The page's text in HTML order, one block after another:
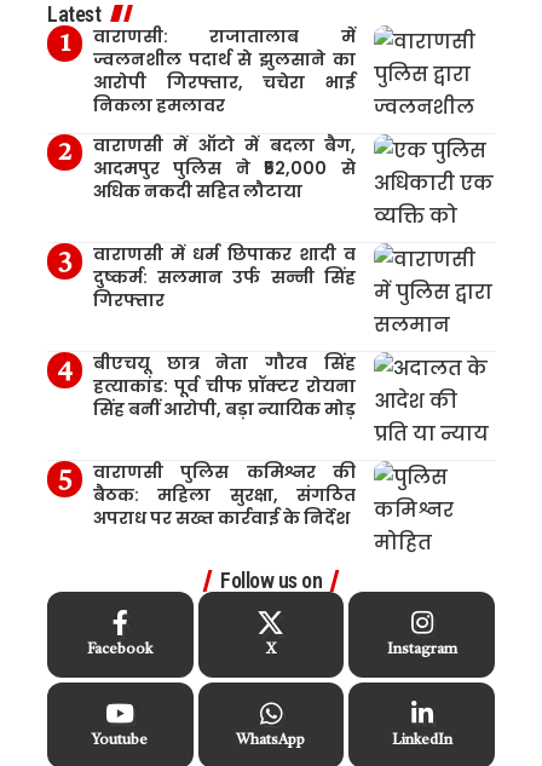
Latest
वाराणसी: राजातालाब में
ज्वलनशील पदार्थ से झुलसाने का
आरोपी गिरफ्तार, चचेरा भाई
निकला हमलावर
वाराणसी में ऑटो में बदला बैग,
आदमपुर पुलिस ने ₹52,000 से
अधिक नकदी सहित लौटाया
वाराणसी में धर्म छिपाकर शादी व
दुष्कर्म: सलमान उर्फ सन्नी सिंह
गिरफ्तार
बीएचयू छात्र नेता गौरव सिंह
हत्याकांड: पूर्व चीफ प्रॉक्टर रोयना
सिंह बनीं आरोपी, बड़ा न्यायिक मोड़
वाराणसी पुलिस कमिश्नर की
बैठक: महिला सुरक्षा, संगठित
अपराध पर सख्त कार्रवाई के निर्देश
Follow us on
Facebook X Instagram
Youtube WhatsApp LinkedIn